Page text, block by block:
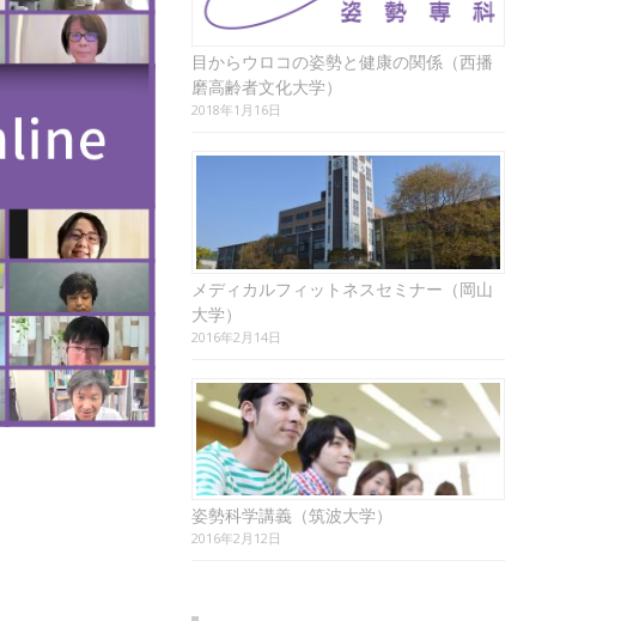
目からウロコの姿勢と健康の関係（西播
磨高齢者文化大学）
2018年1月16日
メディカルフィットネスセミナー（岡山
大学）
2016年2月14日
姿勢科学講義（筑波大学）
2016年2月12日